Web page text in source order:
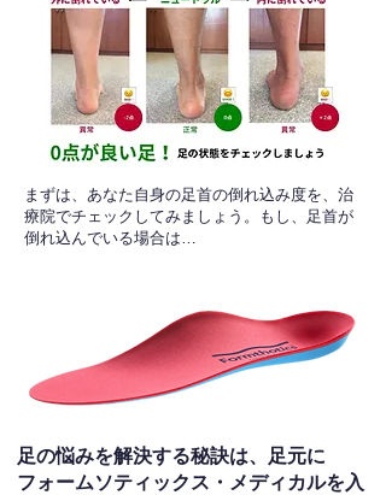
​まずは、あなた自身の足首の倒れ込み度を、治
療院でチェックしてみましょう。もし、足首が
倒れ込んでいる場合は…
足の悩みを解決する秘訣は、足元に
フォームソティックス・メディカルを入